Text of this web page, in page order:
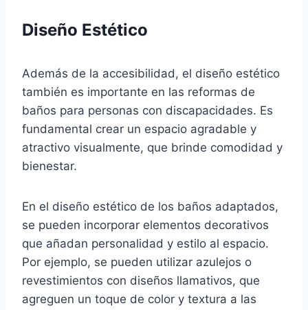
Diseño Estético
Además de la accesibilidad, el diseño estético
también es importante en las reformas de
baños para personas con discapacidades. Es
fundamental crear un espacio agradable y
atractivo visualmente, que brinde comodidad y
bienestar.
En el diseño estético de los baños adaptados,
se pueden incorporar elementos decorativos
que añadan personalidad y estilo al espacio.
Por ejemplo, se pueden utilizar azulejos o
revestimientos con diseños llamativos, que
agreguen un toque de color y textura a las